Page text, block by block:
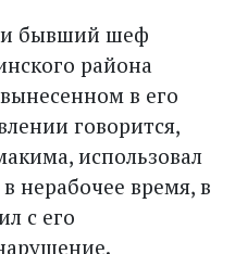
и бывший шеф
района
в его
говорится,
использовал
нерабочее время, в
с его